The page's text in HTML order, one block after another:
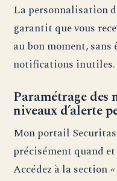
La personnalisation
garantit que vous
au bon moment, sans
notifications inutiles.
Paramétrage
niveaux d’alerte
Mon portail
précisément quand
Accédez à la section